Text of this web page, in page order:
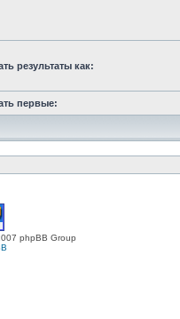
результаты как:
первые:
phpBB Group